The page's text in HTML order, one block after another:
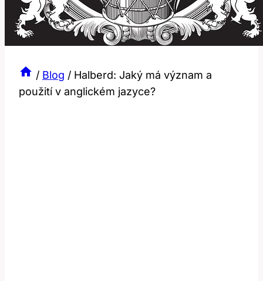
/ Blog / Halberd: Jaký má význam a
použití v anglickém jazyce?